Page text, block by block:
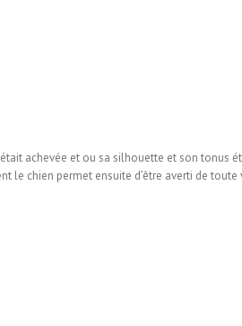
achevée et ou sa silhouette et son tonus
le chien permet ensuite d’être averti de